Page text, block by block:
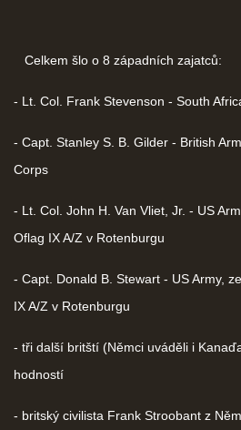
Celkem šlo o 8 západních zajatců:
- Lt. Col. Frank Stevenson - South
- Capt. Stanley S. B. Gilder - British
Corps
- Lt. Col. John H. Van Vliet, Jr. - US
Oflag IX A/Z v Rotenburgu
- Capt. Donald B. Stewart - US Army,
IX A/Z v Rotenburgu
- tři další britští (Němci uváděli i
hodností
- britský civilista Frank Stroobant z